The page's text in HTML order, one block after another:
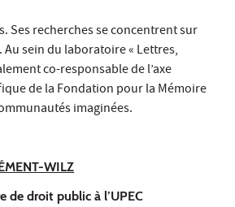
Ses recherches se concentrent sur
sein du laboratoire « Lettres,
co-responsable de l’axe
de la Fondation pour la Mémoire
imaginées.
WILZ
de droit public à l’UPEC